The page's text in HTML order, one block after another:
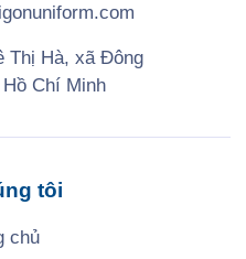
Thị Hà, xã Đông
Chí Minh
tôi
chủ